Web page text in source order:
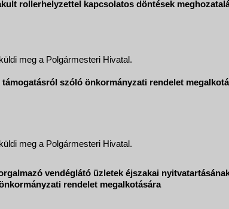
rollerhelyzettel kapcsolatos döntések
meg a Polgármesteri Hivatal.
szóló önkormányzati rendelet
meg a Polgármesteri Hivatal.
vendéglátó üzletek éjszakai
rendelet megalkotására